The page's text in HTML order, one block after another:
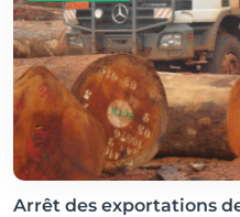
Arrêt des exportations